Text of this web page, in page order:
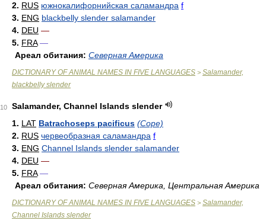
2. RUS южнокалифорнийская саламандра f
3. ENG blackbelly slender salamander
4. DEU —
5. FRA —
Ареал обитания: Северная Америка
DICTIONARY OF ANIMAL NAMES IN FIVE LANGUAGES > Salamander,
blackbelly slender
10
Salamander, Channel Islands slender
1. LAT Batrachoseps pacificus (Cope)
2. RUS червеобразная саламандра f
3. ENG Channel Islands slender salamander
4. DEU —
5. FRA —
Ареал обитания: Северная Америка, Центральная Америка
DICTIONARY OF ANIMAL NAMES IN FIVE LANGUAGES > Salamander,
Channel Islands slender